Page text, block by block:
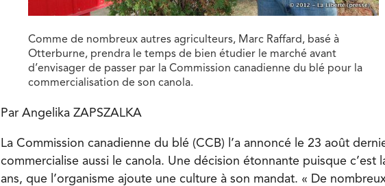
Comme de nombreux autres agriculteurs, Marc Raffard, basé à
Otterburne, prendra le temps de bien étudier le marché avant
d’envisager de passer par la Commission canadienne du blé pour la
commercialisation de son canola.
Par Angelika ZAPSZALKA
La Commission canadienne du blé (CCB) l’a annoncé le 23 août
commercialise aussi le canola. Une décision étonnante puisque c’est
ans, que l’organisme ajoute une culture à son mandat. « De